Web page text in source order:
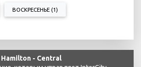
ВОСКРЕСЕНЬЕ (1)
- Central